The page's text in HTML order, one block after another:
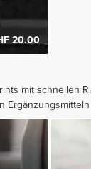
20.00
mit schnellen